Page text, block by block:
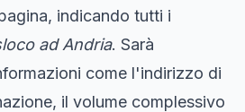
indicando tutti i
ad Andria. Sarà
come l'indirizzo di
il volume complessivo